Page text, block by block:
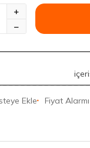
Ekle Fiyat Alarmı